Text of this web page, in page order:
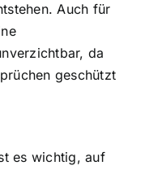
Auch für
da
geschützt
es wichtig, auf